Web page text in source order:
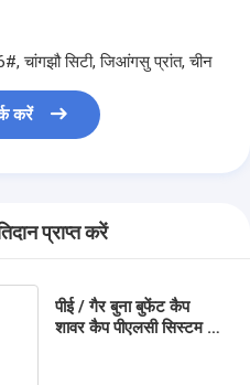
चांगझौ सिटी, जिआंगसु प्रांत, चीन
करें
प्राप्त करें
पीई / गैर बुना बुफेंट कैप
शावर कैप पीएलसी सिस्टम के